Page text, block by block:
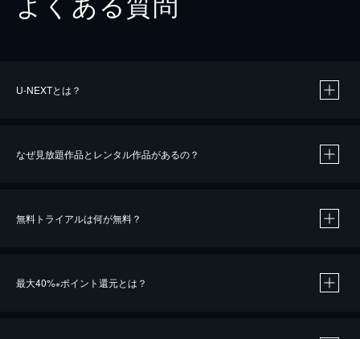
U-NEXTとは？
なぜ見放題作品とレンタル作品があるの？
無料トライアルは何が無料？
最大40%※ポイント還元とは？